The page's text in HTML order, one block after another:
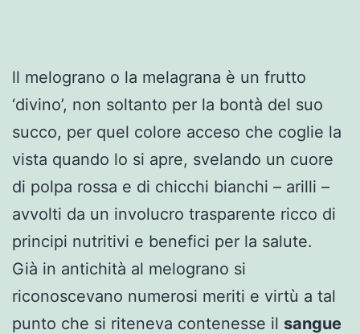
ll melograno o la melagrana è un frutto
‘divino’, non soltanto per la bontà del suo
succo, per quel colore acceso che coglie la
vista quando lo si apre, svelando un cuore
di polpa rossa e di chicchi bianchi – arilli –
avvolti da un involucro trasparente ricco di
principi nutritivi e benefici per la salute.
Già in antichità al melograno si
riconoscevano numerosi meriti e virtù a tal
punto che si riteneva contenesse il sangue